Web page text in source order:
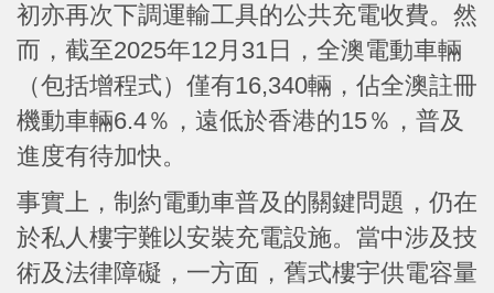
初亦再次下調運輸工具的公共充電收費。然
而，截至2025年12月31日，全澳電動車輛
（包括增程式）僅有16,340輛，佔全澳註冊
機動車輛6.4％，遠低於香港的15％，普及
進度有待加快。
事實上，制約電動車普及的關鍵問題，仍在
於私人樓宇難以安裝充電設施。當中涉及技
術及法律障礙，一方面，舊式樓宇供電容量